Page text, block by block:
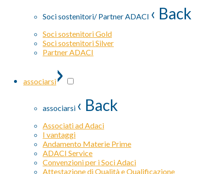
Soci sostenitori/ Partner ADACI ‹ Back
Soci sostenitori Gold
Soci sostenitori Silver
Partner ADACI
associarsi›
associarsi ‹ Back
Associati ad Adaci
I vantaggi
Andamento Materie Prime
ADACI Service
Convenzioni per i Soci Adaci
Attestazione di Qualità e Qualificazione